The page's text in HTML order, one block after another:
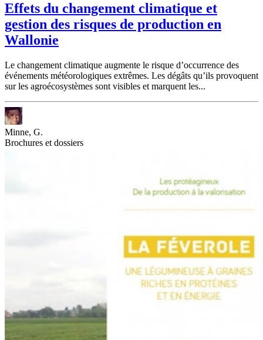
Effets du changement climatique et
gestion des risques de production en
Wallonie
Le changement climatique augmente le risque d’occurrence des
événements météorologiques extrêmes. Les dégâts qu’ils provoquent
sur les agroécosystèmes sont visibles et marquent les...
Minne, G.
Brochures et dossiers